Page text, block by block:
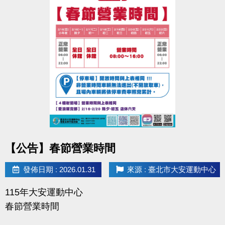
【公告】春節營業時間
發佈日期 : 2026.01.31 來源 : 臺北市大安運動中心
115年大安運動中心
春節營業時間